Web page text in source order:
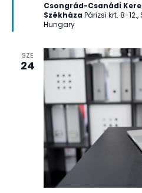
Csongrád-Csanádi
Székháza Párizsi krt. 8-
Hungary
SZE
24